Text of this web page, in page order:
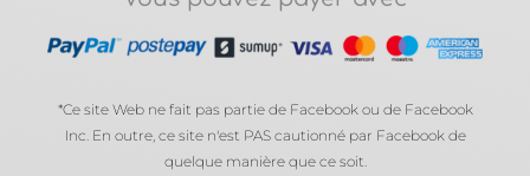
*Ce site Web ne fait pas partie de Facebook ou de Facebook
Inc. En outre, ce site n'est PAS cautionné par Facebook de
quelque manière que ce soit.